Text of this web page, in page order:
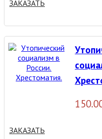
ЗАКАЗАТЬ
ЗАКАЗАТЬ